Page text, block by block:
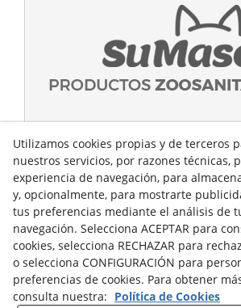
Utilizamos cookies propias y de terceros
nuestros servicios, por razones técnicas,
experiencia de navegación, para
y, opcionalmente, para mostrarte
tus preferencias mediante el análisis de
navegación. Selecciona ACEPTAR para
cookies, selecciona RECHAZAR para
o selecciona CONFIGURACIÓN para
preferencias de cookies. Para obtener
consulta nuestra: Política de Cookies